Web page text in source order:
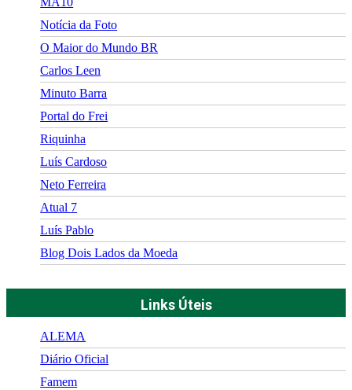
Notícia da Foto
O Maior do Mundo BR
Carlos Leen
Minuto Barra
Portal do Frei
Riquinha
Luís Cardoso
Neto Ferreira
Atual 7
Luís Pablo
Blog Dois Lados da Moeda
Links Úteis
ALEMA
Diário Oficial
Famem